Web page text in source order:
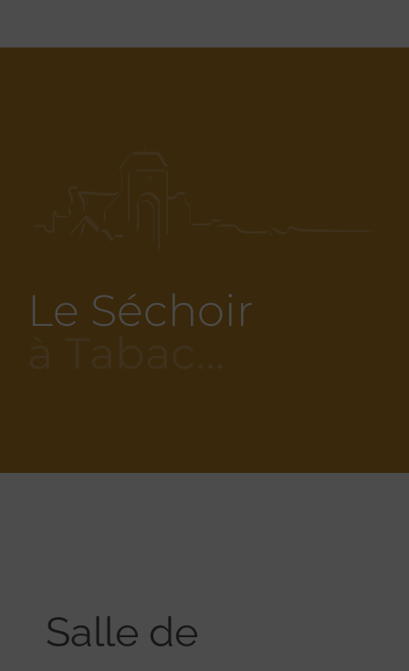
Le Séchoir
Salle de